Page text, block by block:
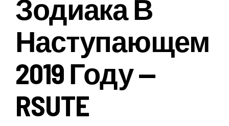
Зодиака В
Наступающем
2019 Году —
RSUTE